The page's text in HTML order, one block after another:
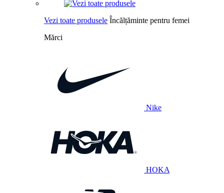
Vezi toate produsele Încălțăminte pentru femei
Mărci
Nike
HOKA